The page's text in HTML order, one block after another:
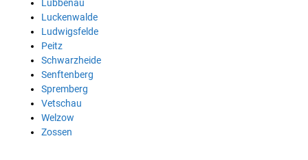
Lübbenau
Luckenwalde
Ludwigsfelde
Peitz
Schwarzheide
Senftenberg
Spremberg
Vetschau
Welzow
Zossen